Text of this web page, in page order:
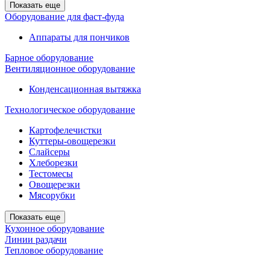
Показать еще
Оборудование для фаст-фуда
Аппараты для пончиков
Барное оборудование
Вентиляционное оборудование
Конденсационная вытяжка
Технологическое оборудование
Картофелечистки
Куттеры-овощерезки
Слайсеры
Хлеборезки
Тестомесы
Овощерезки
Мясорубки
Показать еще
Кухонное оборудование
Линии раздачи
Тепловое оборудование